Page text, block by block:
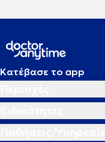
Νεοπλασίες» της
αντιμετώπιση
Πανεπιστημίου
υποχρεωτικά κατ’
Νεογνολογίας στην
από 100 επιστημονικά
των οποίων οι 24 την
εκ των οποίων οι 544
Κατέβασε το app